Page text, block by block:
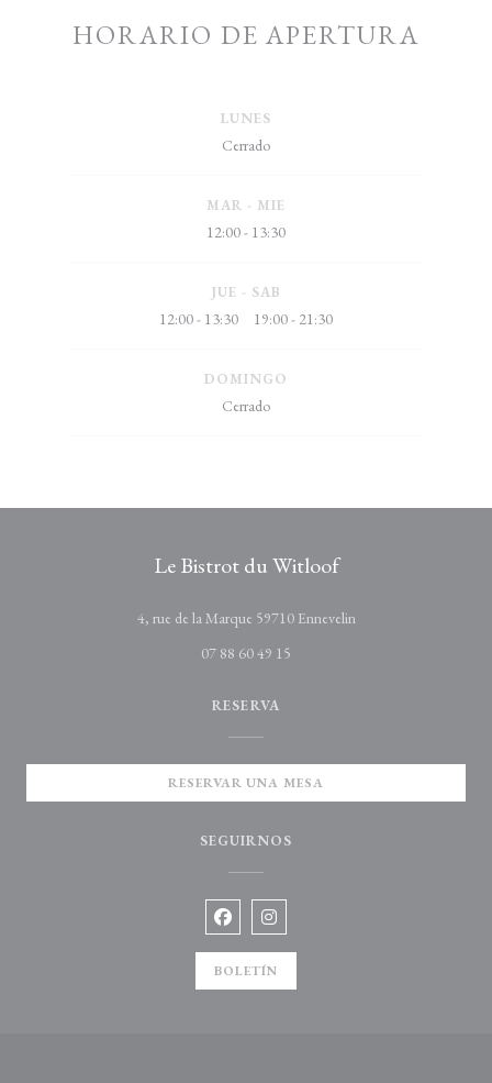
HORARIO DE APERTURA
LUNES
Cerrado
MAR - MIE
12:00 - 13:30
JUE - SAB
12:00 - 13:30 19:00 - 21:30
DOMINGO
Cerrado
Le Bistrot du Witloof
4, rue de la Marque 59710 Ennevelin((abre en una nueva
07 88 60 49 15
RESERVA
RESERVAR UNA MESA
SEGUIRNOS
Facebook ((abre en una nueva
Instagram ((abre en una nueva
BOLETÍN